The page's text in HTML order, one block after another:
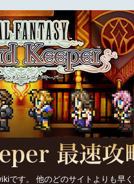
です。 他のどのサイトよりも早